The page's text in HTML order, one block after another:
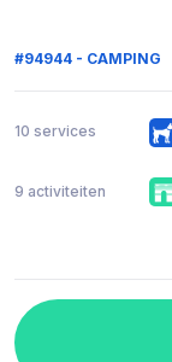
#94944 - CAMPING
10 services
9 activiteiten